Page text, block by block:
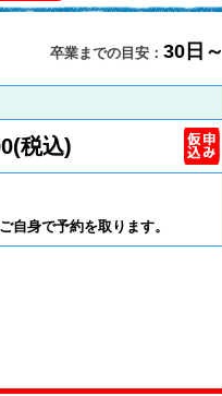
卒業までの目安：30日～
税込)
自身で予約を取ります。